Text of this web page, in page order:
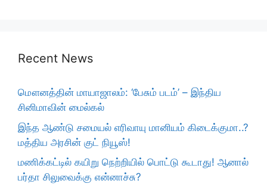
Recent News
மௌனத்தின் மாயாஜாலம்: ‘பேசும் படம்’ – இந்திய
சினிமாவின் மைல்கல்
இந்த ஆண்டு சமையல் எரிவாயு மானியம் கிடைக்குமா..?
மத்திய அரசின் குட் நியூஸ்!
மணிக்கட்டில் கயிறு நெற்றியில் பொட்டு கூடாது! ஆனால்
பர்தா சிலுவைக்கு என்னாச்சு?